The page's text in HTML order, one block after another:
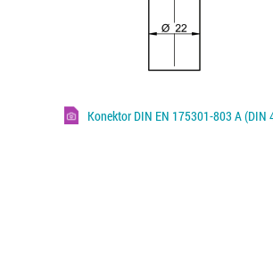
Konektor DIN EN 175301-803 A (DIN